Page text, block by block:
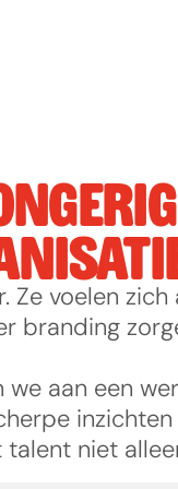
voelen
branding
aan een
niet